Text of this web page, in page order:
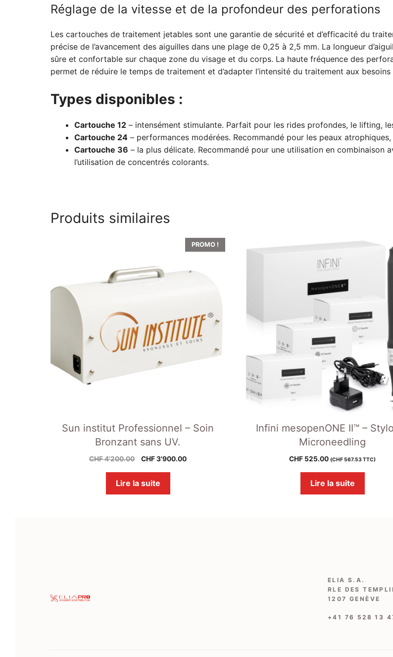
Réglage de la vitesse et de la profondeur des perforations
Les cartouches de traitement jetables sont une garantie de sécurité et d’efficacité du
précise de l’avancement des aiguilles dans une plage de 0,25 à 2,5 mm. La longueur
sûre et confortable sur chaque zone du visage et du corps. La haute fréquence des
permet de réduire le temps de traitement et d’adapter l’intensité du traitement aux
Types disponibles :
Cartouche 12 – intensément stimulante. Parfait pour les rides profondes, le lifting,
Cartouche 24 – performances modérées. Recommandé pour les peaux
Cartouche 36 – la plus délicate. Recommandé pour une utilisation en combinaison
l’utilisation de concentrés colorants.
Produits similaires
PROMO !
Sun institut Professionnel – Soin
Bronzant sans UV.
CHF4'200.00
Le
initial
CHF3'900.00Le
Lire la suite
Infini mesopenONE II™ –
Microneedling
CHF 525.00 (CHF567.53 TTC)
Lire la suite
ELIA S.A.
RLE DES
1207 GENÈVE
‭+41 76 528 13